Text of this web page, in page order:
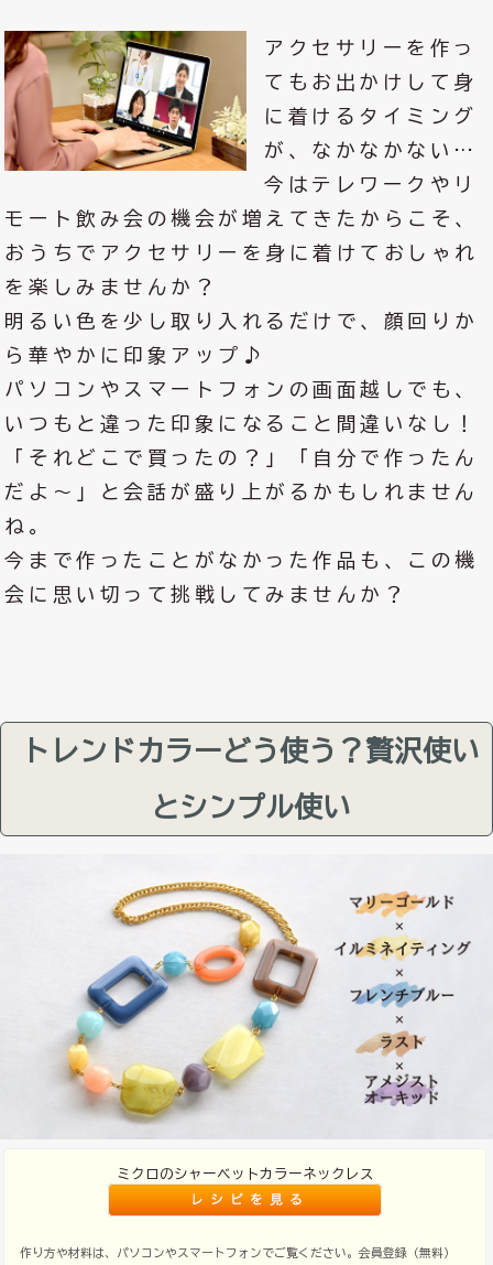
アクセサリーを作っ
てもお出かけして身
に着けるタイミング
が、なかなかない…
今はテレワークやリ
モート飲み会の機会が増えてきたからこそ、
おうちでアクセサリーを身に着けておしゃれ
を楽しみませんか？
明るい色を少し取り入れるだけで、顔回りか
ら華やかに印象アップ♪
パソコンやスマートフォンの画面越しでも、
いつもと違った印象になること間違いなし！
「それどこで買ったの？」「自分で作ったん
だよ～」と会話が盛り上がるかもしれません
ね。
今まで作ったことがなかった作品も、この機
会に思い切って挑戦してみませんか？
トレンドカラーどう使う？贅沢使い
とシンプル使い
ミクロのシャーベットカラーネックレス
作り方や材料は、パソコンやスマートフォンでご覧ください。会員登録（無料）